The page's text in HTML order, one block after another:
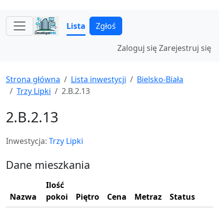
Lista Zgłoś
Zaloguj sięZarejestruj się
Strona główna Lista inwestycji
Bielsko-Biała
Trzy Lipki
2.B.2.13
2.B.2.13
Inwestycja: Trzy Lipki
Dane mieszkania
Nazwa
Ilość
pokoi
Piętro Cena Metraz
Status